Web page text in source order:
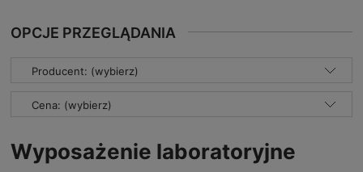
OPCJE PRZEGLĄDANIA
Producent: (wybierz)
Cena: (wybierz)
Wyposażenie laboratoryjne